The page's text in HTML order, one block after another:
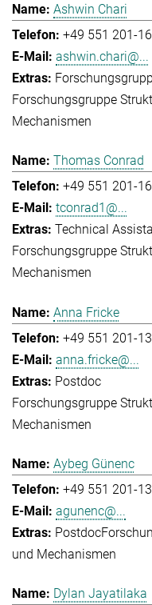
Ashwin Chari
+49 551 201-
ashwin.chari@...
Forschungsgruppe
Mechanismen
Thomas Conrad
+49 551 201-
tconrad1@...
Technical
Forschungsgruppe
Mechanismen
Anna Fricke
+49 551 201-
anna.fricke@...
Postdoc
Forschungsgruppe
Mechanismen
Aybeg Günenc
+49 551 201-
agunenc@...
Postdoc
und Mechanismen
Dylan Jayatilaka